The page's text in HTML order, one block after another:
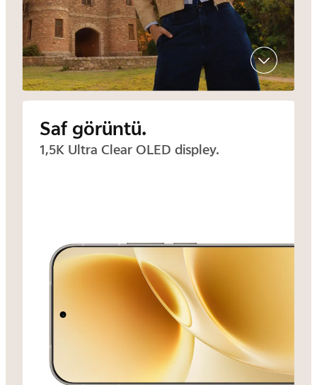
Saf görüntü.
1,5K Ultra Clear OLED displey.